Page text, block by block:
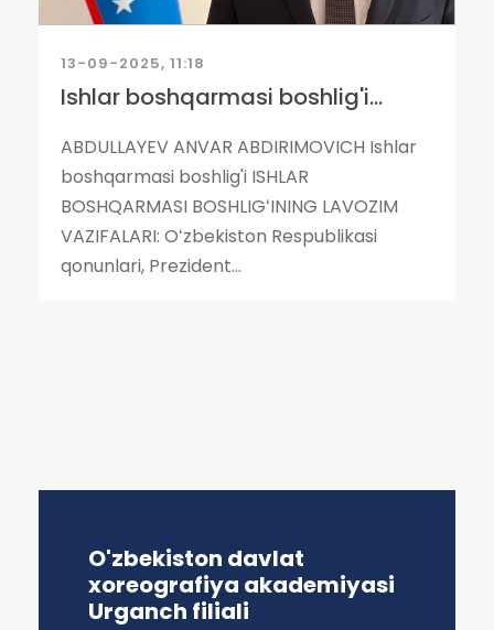
13-09-2025, 11:18
Ishlar boshqarmasi boshlig'i...
ABDULLAYEV ANVAR ABDIRIMOVICH Ishlar
boshqarmasi boshlig'i ISHLAR
BOSHQARMASI BOSHLIGʻINING LAVOZIM
VAZIFALARI: Oʻzbekiston Respublikasi
qonunlari, Prezident...
O'zbekiston davlat
xoreografiya akademiyasi
Urganch filiali